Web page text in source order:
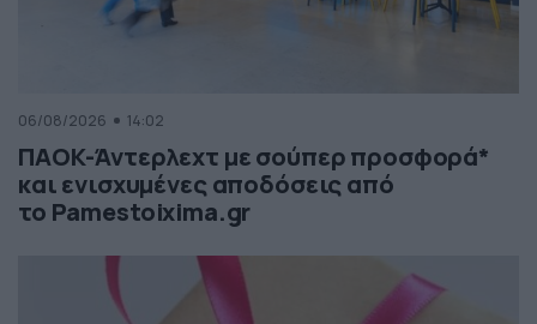
06/08/2026 14:02
ΠΑΟΚ-Άντερλεχτ με σούπερ προσφορά*
και ενισχυμένες αποδόσεις από
το Pamestoixima.gr